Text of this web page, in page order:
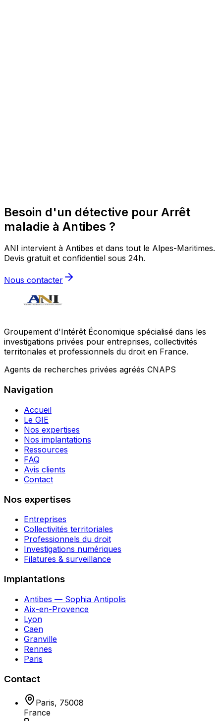
Besoin d'un détective pour Arrêt
maladie à Antibes ?
ANI intervient à Antibes et dans tout le Alpes-Maritimes.
Devis gratuit et confidentiel sous 24h.
Nous contacter
Groupement d'Intérêt Économique spécialisé dans les
investigations privées pour entreprises, collectivités
territoriales et professionnels du droit en France.
Agents de recherches privées agréés CNAPS
Navigation
Accueil
Le GIE
Nos expertises
Nos implantations
Ressources
FAQ
Avis clients
Contact
Nos expertises
Entreprises
Collectivités territoriales
Professionnels du droit
Investigations numériques
Filatures & surveillance
Implantations
Antibes — Sophia Antipolis
Aix-en-Provence
Lyon
Caen
Granville
Rennes
Paris
Contact
Paris, 75008
France